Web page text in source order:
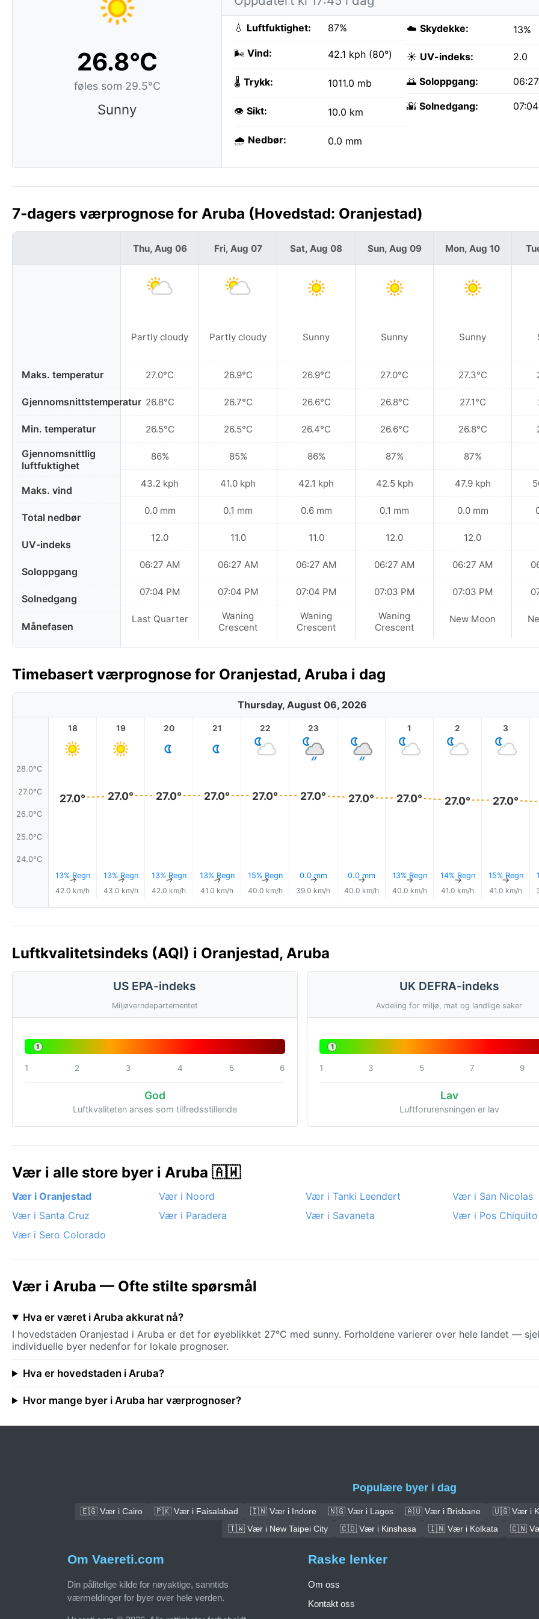
26.8°C
føles som 29.5°C
Sunny
💧 Luftfuktighet: 87%
🌬️ Vind: 42.1 kph (80°)
🌡️ Trykk: 1011.0 mb
👁️ Sikt: 10.0 km
🌧️ Nedbør: 0.0 mm
☁️ Skydekke: 13%
☀️ UV-indeks: 2.0
🌅 Soloppgang:
🌇 Solnedgang:
7-dagers værprognose for Aruba (Hovedstad: Oranjestad)
Maks. temperatur
Gjennomsnittstemperatur
Min. temperatur
Gjennomsnittlig
luftfuktighet
Maks. vind
Total nedbør
UV-indeks
Soloppgang
Solnedgang
Månefasen
Thu, Aug 06
Partly cloudy
27.0°C
26.8°C
26.5°C
86%
43.2 kph
0.0 mm
12.0
06:27 AM
07:04 PM
Last Quarter
Fri, Aug 07
Partly cloudy
26.9°C
26.7°C
26.5°C
85%
41.0 kph
0.1 mm
11.0
06:27 AM
07:04 PM
Waning
Crescent
Sat, Aug 08
Sunny
26.9°C
26.6°C
26.4°C
86%
42.1 kph
0.6 mm
11.0
06:27 AM
07:04 PM
Waning
Crescent
Sun, Aug 09
Sunny
27.0°C
26.8°C
26.6°C
87%
42.5 kph
0.1 mm
12.0
06:27 AM
07:03 PM
Waning
Crescent
Mon, Aug 10
Sunny
27.3°C
27.1°C
26.8°C
87%
47.9 kph
0.0 mm
12.0
06:27 AM
07:03 PM
New Moon
Timebasert værprognose for Oranjestad, Aruba i dag
Thursday, August 06, 2026
28.0°C
27.0°C
26.0°C
25.0°C
24.0°C
18
27.0°
13% Regn
↑
42.0 km/h
19
27.0°
13% Regn
↑
43.0 km/h
20
27.0°
13% Regn
↑
42.0 km/h
21
27.0°
13% Regn
↑
41.0 km/h
22
27.0°
15% Regn
↑
40.0 km/h
23
27.0°
0.0 mm
↑
39.0 km/h
27.0°
0.0 mm
↑
40.0 km/h
1
27.0°
13% Regn
↑
40.0 km/h
2
27.0°
14% Regn
↑
41.0 km/h
3
27.0°
15% Regn
↑
41.0 km/h
Luftkvalitetsindeks (AQI) i Oranjestad, Aruba
US EPA-indeks
Miljøverndepartementet
1
1 2 3 4 5 6
God
Luftkvaliteten anses som tilfredsstillende
UK DEFRA-indeks
Avdeling for miljø, mat og landlige saker
1
1 3 5 7 9
Lav
Luftforurensningen er lav
Vær i alle store byer i Aruba 🇦🇼
Vær i Oranjestad Vær i Noord Vær i Tanki Leendert
Vær i San Nicolas
Vær i Santa Cruz
Vær i Paradera Vær i Savaneta
Vær i Pos Chiquito
Vær i Sero Colorado
Vær i Aruba — Ofte stilte spørsmål
Hva er været i Aruba akkurat nå?
I hovedstaden Oranjestad i Aruba er det for øyeblikket 27°C med sunny. Forholdene varierer over hele landet —
individuelle byer nedenfor for lokale prognoser.
Hva er hovedstaden i Aruba?
Hvor mange byer i Aruba har værprognoser?
Populære byer i dag
🇪🇬 Vær i Cairo 🇵🇰 Vær i Faisalabad 🇮🇳 Vær i Indore 🇳🇬 Vær i Lagos 🇦🇺 Vær i Brisbane
🇺🇬 Vær i
🇹🇼 Vær i New Taipei City
🇨🇩 Vær i Kinshasa 🇮🇳 Vær i Kolkata 🇨🇳
Om Vaereti.com
Din pålitelige kilde for nøyaktige, sanntids
værmeldinger for byer over hele verden.
Raske lenker
Om oss
Kontakt oss